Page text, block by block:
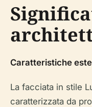
Caratteristiche
La facciata in stile
caratterizzata da